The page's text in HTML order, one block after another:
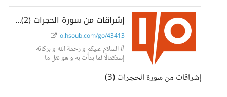
إشراقات من سورة الحجرات (2) - حسوب I/O
io.hsoub.com/go/43413
# السلام عليكم و رحمة الله و بركاته
إستكمالًا لما بدأت به و هو نقل ما
إشراقات من سورة الحجرات (3)